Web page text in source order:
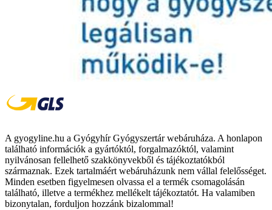
A gyogyline.hu a Gyógyhír Gyógyszertár webáruháza. A honlapon
található információk a gyártóktól, forgalmazóktól, valamint
nyilvánosan fellelhető szakkönyvekből és tájékoztatókból
származnak. Ezek tartalmáért webáruházunk nem vállal felelősséget.
Minden esetben figyelmesen olvassa el a termék csomagolásán
található, illetve a termékhez mellékelt tájékoztatót. Ha valamiben
bizonytalan, forduljon hozzánk bizalommal!